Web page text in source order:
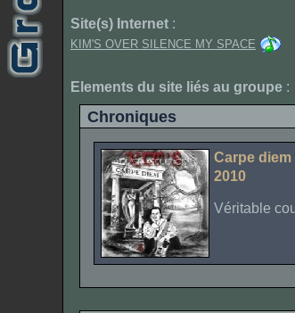
Site(s) Internet :
KIM'S OVER SILENCE MY SPACE
Elements du site liés au groupe :
Chroniques
Carpe diem
2010
Véritable